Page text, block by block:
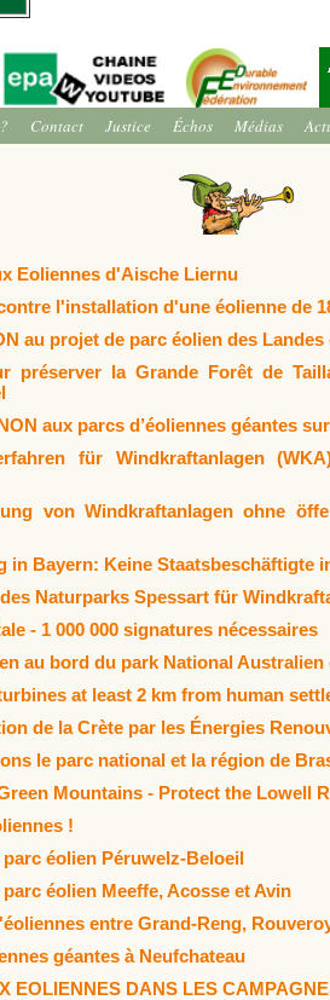
Contact Justice Échos Médias
Eoliennes d'Aische Liernu
l'installation d'une éolienne de
au projet de parc éolien des
préserver la Grande Forêt de
aux parcs d’éoliennes géantes
für Windkraftanlagen
von Windkraftanlagen ohne
in Bayern: Keine Staatsbeschäftigte
Naturparks Spessart für
- 1 000 000 signatures nécessaires
au bord du park National
at least 2 km from human
de la Crète par les Énergies
le parc national et la région de
Mountains - Protect the Lowell
!
éolien Péruwelz-Beloeil
éolien Meeffe, Acosse et Avin
entre Grand-Reng,
géantes à Neufchateau
EOLIENNES DANS LES